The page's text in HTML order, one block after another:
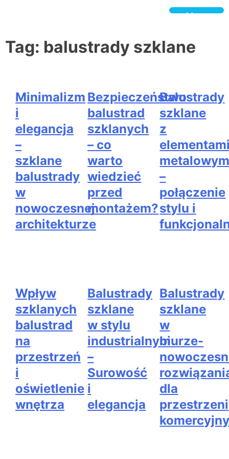
Menu
Tag: balustrady szklane
Minimalizm
i
elegancja
–
szklane
balustrady
w
nowoczesnej
architekturze
Bezpieczeństwo
balustrad
szklanych
– co
warto
wiedzieć
przed
montażem?
Balustrady
szklane
z
–
połączenie
stylu i
Wpływ
szklanych
balustrad
na
przestrzeń
i
oświetlenie
wnętrza
Balustrady
szklane
w stylu
industrialnym
–
Surowość
i
elegancja
Balustrady
szklane
w
biurze-
dla
przestrzeni